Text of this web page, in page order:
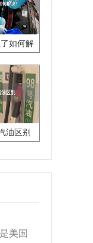
如何解
油区别
美国